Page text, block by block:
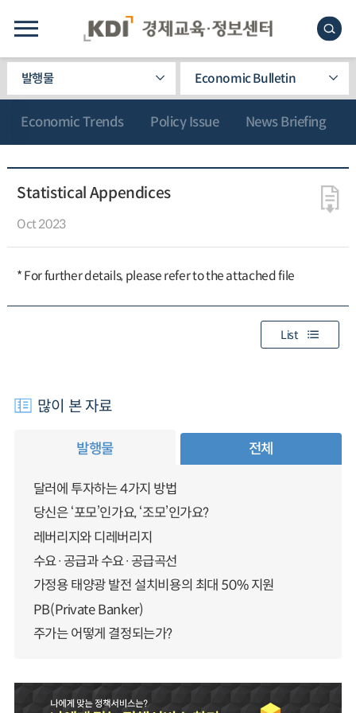
발행물 Economic Bulletin
Economic Trends Policy Issue News Briefing
Statistical Appendices
Oct 2023
* For further details, please refer to the attached file
List
많이 본 자료
발행물 전체
달러에 투자하는 4가지 방법
당신은 ‘포모’인가요, ‘조모’인가요?
레버리지와 디레버리지
수요·공급과 수요·공급곡선
가정용 태양광 발전 설치비용의 최대 50% 지원
PB(Private Banker)
주가는 어떻게 결정되는가?